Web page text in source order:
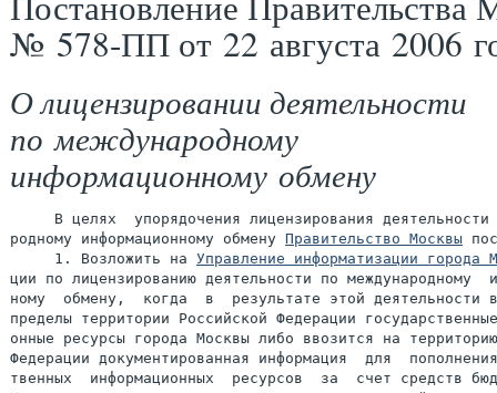
№ 578-ПП от 22 августа 2006
О лицензировании деятельности
по международному
информационному обмену
В целях  упорядочения лицензирования деятельности
родному информационному обмену Правительство Москвы
     1. Возложить на
Управление информатизации города
ции по лицензированию деятельности по международному
ному  обмену,  когда  в  результате этой деятельности
пределы территории Российской Федерации
онные ресурсы города Москвы либо ввозится на
Федерации документированная информация  для
твенных  информационных  ресурсов  за  счет средств